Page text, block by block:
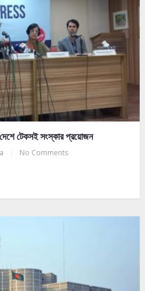
টেকসই সংস্কার প্রয়োজন
No Comments